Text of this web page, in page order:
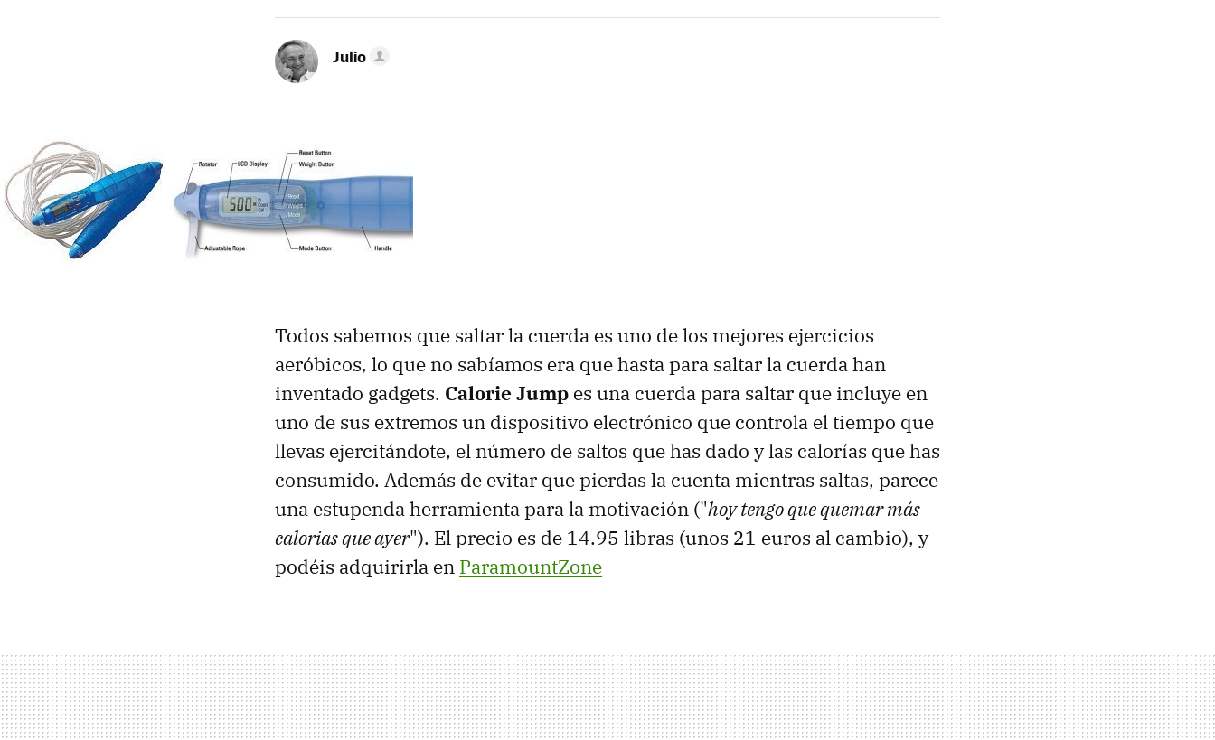
Julio
Todos sabemos que saltar la cuerda es uno de los mejores ejercicios
aeróbicos, lo que no sabíamos era que hasta para saltar la cuerda han
inventado gadgets. Calorie Jump es una cuerda para saltar que incluye en
uno de sus extremos un dispositivo electrónico que controla el tiempo que
llevas ejercitándote, el número de saltos que has dado y las calorías que has
consumido. Además de evitar que pierdas la cuenta mientras saltas, parece
una estupenda herramienta para la motivación ("hoy tengo que quemar más
calorias que ayer"). El precio es de 14.95 libras (unos 21 euros al cambio), y
podéis adquirirla en ParamountZone